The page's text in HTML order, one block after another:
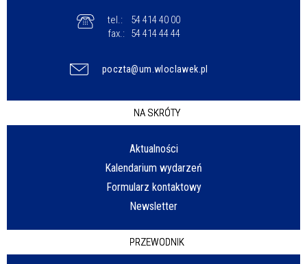
tel.:
54 414 40 00
fax.:
54 414 44 44
poczta@um.wloclawek.pl
NA SKRÓTY
Aktualności
Kalendarium wydarzeń
Formularz kontaktowy
Newsletter
PRZEWODNIK